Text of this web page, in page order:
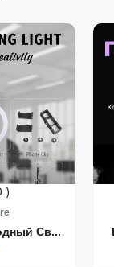
)
Св...